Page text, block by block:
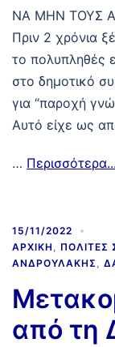
ΝΑ ΜΗΝ ΤΟΥΣ
Πριν 2 χρόνια
το πολυπληθές
στο δημοτικό
για “παροχή
Αυτό είχε ως
… Περισσότερα...
15/11/2022
ΑΡΧΙΚΉ
ΑΝΔΡΟΥΛΆΚΗΣ
από τη